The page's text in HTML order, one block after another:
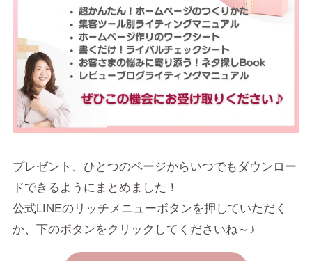
プレゼント、ひとつのページからいつでもダウンロー
ドできるようにまとめました！
公式LINEのリッチメニューボタンを押していただく
か、下のボタンをクリックしてくださいね～♪